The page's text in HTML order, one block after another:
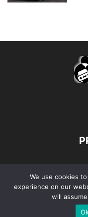
©
We use cookies
experience on our
will